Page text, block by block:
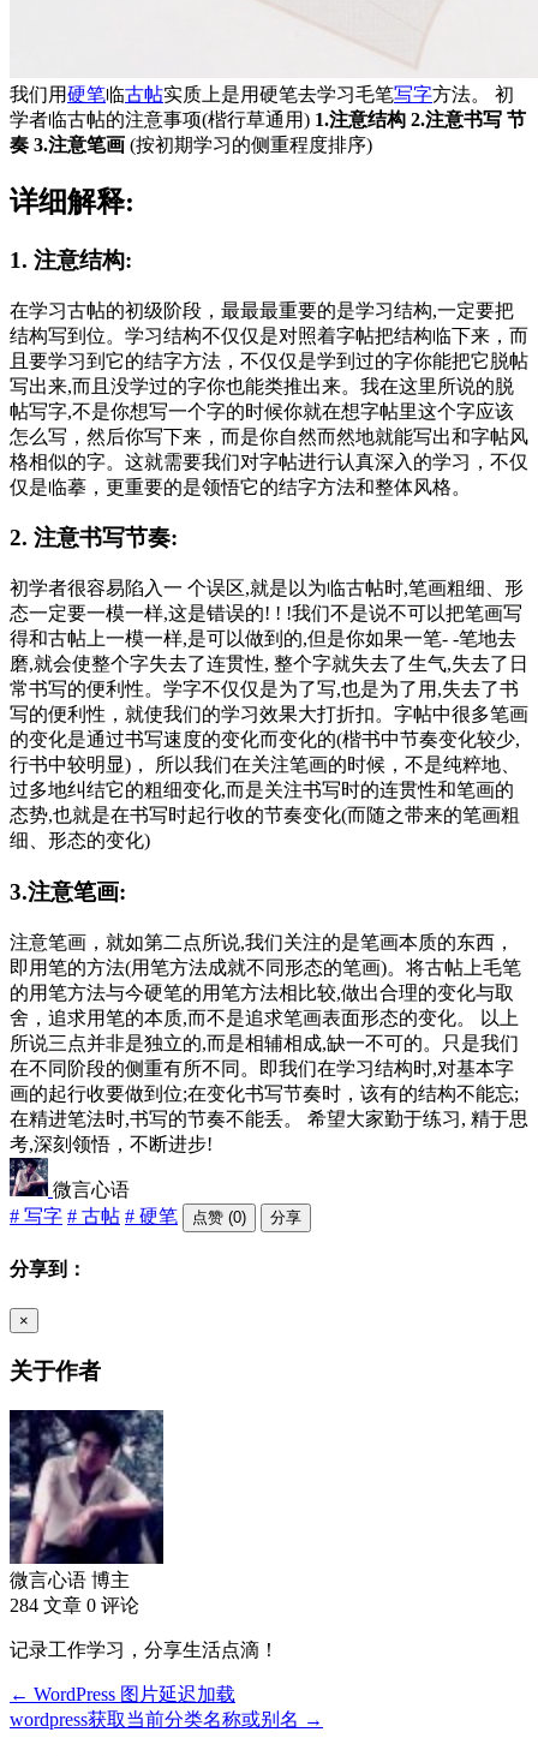
我们用硬笔临古帖实质上是用硬笔去学习毛笔写字方法。 初
学者临古帖的注意事项(楷行草通用) 1.注意结构 2.注意书写 节
奏 3.注意笔画 (按初期学习的侧重程度排序)
详细解释:
1. 注意结构:
在学习古帖的初级阶段，最最最重要的是学习结构,一定要把
结构写到位。学习结构不仅仅是对照着字帖把结构临下来，而
且要学习到它的结字方法，不仅仅是学到过的字你能把它脱帖
写出来,而且没学过的字你也能类推出来。我在这里所说的脱
帖写字,不是你想写一个字的时候你就在想字帖里这个字应该
怎么写，然后你写下来，而是你自然而然地就能写出和字帖风
格相似的字。这就需要我们对字帖进行认真深入的学习，不仅
仅是临摹，更重要的是领悟它的结字方法和整体风格。
2. 注意书写节奏:
初学者很容易陷入一 个误区,就是以为临古帖时,笔画粗细、形
态一定要一模一样,这是错误的! ! !我们不是说不可以把笔画写
得和古帖上一模一样,是可以做到的,但是你如果一笔- -笔地去
磨,就会使整个字失去了连贯性, 整个字就失去了生气,失去了日
常书写的便利性。学字不仅仅是为了写,也是为了用,失去了书
写的便利性，就使我们的学习效果大打折扣。字帖中很多笔画
的变化是通过书写速度的变化而变化的(楷书中节奏变化较少,
行书中较明显)， 所以我们在关注笔画的时候，不是纯粹地、
过多地纠结它的粗细变化,而是关注书写时的连贯性和笔画的
态势,也就是在书写时起行收的节奏变化(而随之带来的笔画粗
细、形态的变化)
3.注意笔画:
注意笔画，就如第二点所说,我们关注的是笔画本质的东西，
即用笔的方法(用笔方法成就不同形态的笔画)。将古帖上毛笔
的用笔方法与今硬笔的用笔方法相比较,做出合理的变化与取
舍，追求用笔的本质,而不是追求笔画表面形态的变化。 以上
所说三点并非是独立的,而是相辅相成,缺一不可的。只是我们
在不同阶段的侧重有所不同。即我们在学习结构时,对基本字
画的起行收要做到位;在变化书写节奏时，该有的结构不能忘;
在精进笔法时,书写的节奏不能丢。 希望大家勤于练习, 精于思
考,深刻领悟，不断进步!
微言心语
# 写字 # 古帖 # 硬笔 点赞 (0) 分享
分享到：
×
关于作者
微言心语 博主
284 文章 0 评论
记录工作学习，分享生活点滴！
← WordPress 图片延迟加载
wordpress获取当前分类名称或别名 →